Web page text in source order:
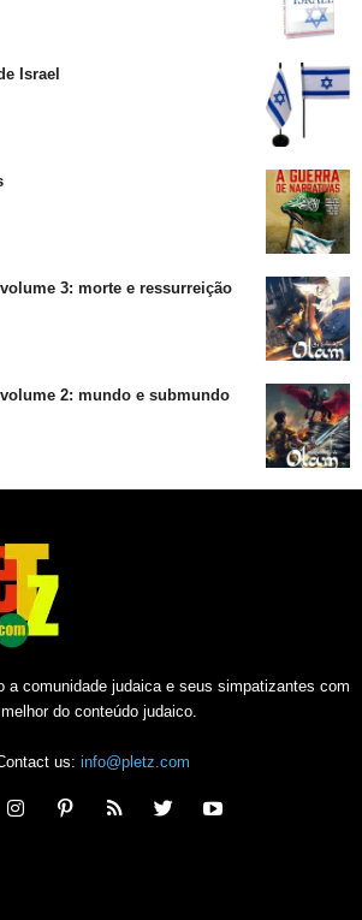
Israel
3: morte e ressurreição
2: mundo e submundo
a comunidade judaica e seus simpatizantes com
do conteúdo judaico.
us: info@pletz.com